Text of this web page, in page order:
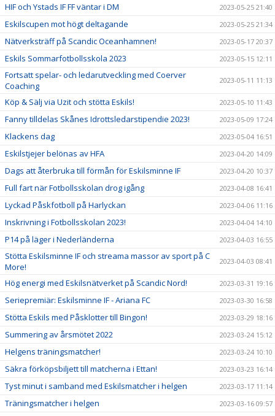
HIF och Ystads IF FF väntar i DM 2023-05-25 21:40
Eskilscupen mot högt deltagande 2023-05-25 21:34
Nätverksträff på Scandic Oceanhamnen! 2023-05-17 20:37
Eskils Sommarfotbollsskola 2023 2023-05-15 12:11
Fortsatt spelar- och ledarutveckling med Coerver
Coaching
2023-05-11 11:13
Köp & Sälj via Uzit och stötta Eskils! 2023-05-10 11:43
Fanny tilldelas Skånes Idrottsledarstipendie 2023! 2023-05-09 17:24
Klackens dag 2023-05-04 16:51
Eskilstjejer belönas av HFA 2023-04-20 14:09
Dags att återbruka till förmån för Eskilsminne IF 2023-04-20 10:37
Full fart när Fotbollsskolan drog igång 2023-04-08 16:41
Lyckad Påskfotboll på Harlyckan 2023-04-06 11:16
Inskrivning i Fotbollsskolan 2023! 2023-04-04 14:10
P14 på läger i Nederländerna 2023-04-03 16:55
Stötta Eskilsminne IF och streama massor av sport på C
More!
2023-04-03 08:41
Hög energi med Eskilsnätverket på Scandic Nord! 2023-03-31 19:16
Seriepremiär: Eskilsminne IF - Ariana FC 2023-03-30 16:58
Stötta Eskils med Påsklotter till Bingon! 2023-03-29 18:16
Summering av årsmötet 2022 2023-03-24 15:12
Helgens träningsmatcher! 2023-03-24 10:10
Säkra förköpsbiljett till matcherna i Ettan! 2023-03-23 16:14
Tyst minut i samband med Eskilsmatcher i helgen 2023-03-17 11:14
Träningsmatcher i helgen 2023-03-16 09:57